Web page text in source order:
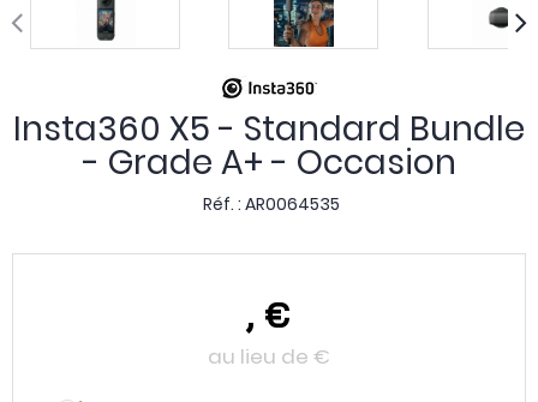
Insta360 X5 - Standard Bundle
- Grade A+ - Occasion
Réf. : AR0064535
, €
au lieu de €